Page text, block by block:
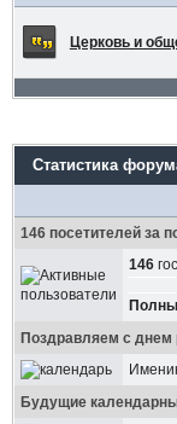
Церковь и
Статистика
146 посетителей за
146
Поздравляем с днем
Будущие